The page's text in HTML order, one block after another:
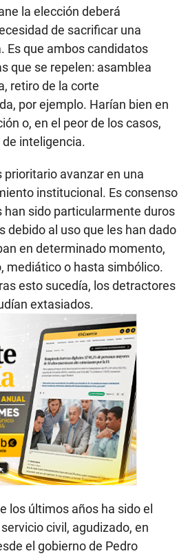
la elección deberá
de sacrificar una
Es que ambos candidatos
que se repelen: asamblea
retiro de la corte
por ejemplo. Harían bien en
o, en el peor de los casos,
inteligencia.
prioritario avanzar en una
institucional. Es consenso
han sido particularmente duros
debido al uso que les han dado
en determinado momento,
mediático o hasta simbólico.
esto sucedía, los detractores
extasiados.
los últimos años ha sido el
civil, agudizado, en
el gobierno de Pedro